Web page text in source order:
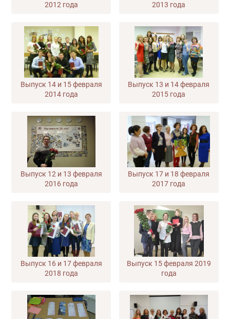
2012 года
2013 года
Выпуск 14 и 15 февраля
2014 года
Выпуск 13 и 14 февраля
2015 года
Выпуск 12 и 13 февраля
2016 года
Выпуск 17 и 18 февраля
2017 года
Выпуск 16 и 17 февраля
2018 года
Выпуск 15 февраля 2019
года